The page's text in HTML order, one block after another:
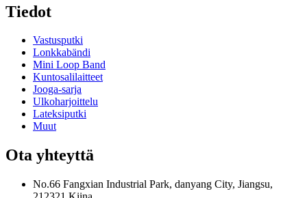
Tiedot
Vastusputki
Lonkkabändi
Mini Loop Band
Kuntosalilaitteet
Jooga-sarja
Ulkoharjoittelu
Lateksiputki
Muut
Ota yhteyttä
No.66 Fangxian Industrial Park, danyang City, Jiangsu,